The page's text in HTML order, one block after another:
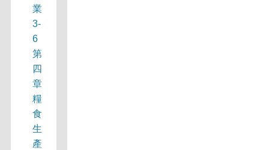
業
3-
6
第
四
章
糧
食
生
產